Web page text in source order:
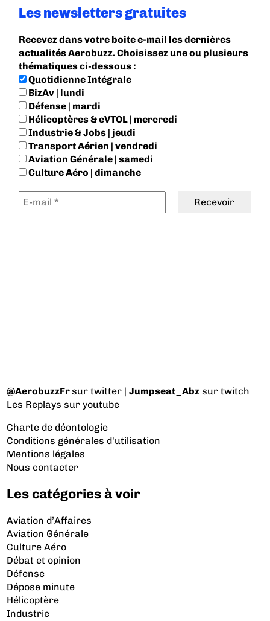
Les newsletters gratuites
Recevez dans votre boite e-mail les dernières
actualités Aerobuzz. Choisissez une ou plusieurs
thématiques ci-dessous :
Quotidienne Intégrale
BizAv | lundi
Défense | mardi
Hélicoptères & eVTOL | mercredi
Industrie & Jobs | jeudi
Transport Aérien | vendredi
Aviation Générale | samedi
Culture Aéro | dimanche
@AerobuzzFrsur twitter |Jumpseat_Abz sur twitch
Les Replays sur youtube
Charte de déontologie
Conditions générales d'utilisation
Mentions légales
Nous contacter
Les catégories à voir
Aviation d’Affaires
Aviation Générale
Culture Aéro
Débat et opinion
Défense
Dépose minute
Hélicoptère
Industrie